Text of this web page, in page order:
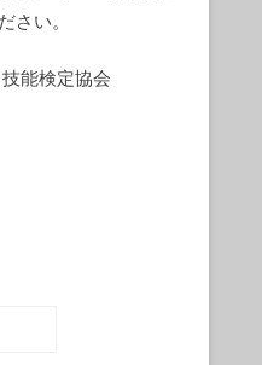
さい。
能検定協会